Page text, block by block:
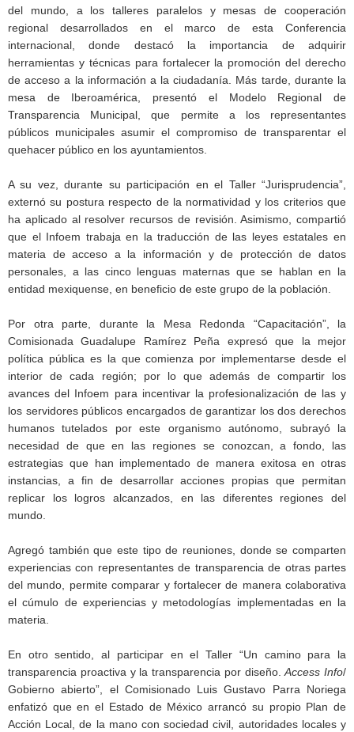
del mundo, a los talleres paralelos y mesas de cooperación
regional desarrollados en el marco de esta Conferencia
internacional, donde destacó la importancia de adquirir
herramientas y técnicas para fortalecer la promoción del derecho
de acceso a la información a la ciudadanía. Más tarde, durante la
mesa de Iberoamérica, presentó el Modelo Regional de
Transparencia Municipal, que permite a los representantes
públicos municipales asumir el compromiso de transparentar el
quehacer público en los ayuntamientos.
A su vez, durante su participación en el Taller “Jurisprudencia”,
externó su postura respecto de la normatividad y los criterios que
ha aplicado al resolver recursos de revisión. Asimismo, compartió
que el Infoem trabaja en la traducción de las leyes estatales en
materia de acceso a la información y de protección de datos
personales, a las cinco lenguas maternas que se hablan en la
entidad mexiquense, en beneficio de este grupo de la población.
Por otra parte, durante la Mesa Redonda “Capacitación”, la
Comisionada Guadalupe Ramírez Peña expresó que la mejor
política pública es la que comienza por implementarse desde el
interior de cada región; por lo que además de compartir los
avances del Infoem para incentivar la profesionalización de las y
los servidores públicos encargados de garantizar los dos derechos
humanos tutelados por este organismo autónomo, subrayó la
necesidad de que en las regiones se conozcan, a fondo, las
estrategias que han implementado de manera exitosa en otras
instancias, a fin de desarrollar acciones propias que permitan
replicar los logros alcanzados, en las diferentes regiones del
mundo.
Agregó también que este tipo de reuniones, donde se comparten
experiencias con representantes de transparencia de otras partes
del mundo, permite comparar y fortalecer de manera colaborativa
el cúmulo de experiencias y metodologías implementadas en la
materia.
En otro sentido, al participar en el Taller “Un camino para la
transparencia proactiva y la transparencia por diseño.Access Info/
Gobierno abierto”, el Comisionado Luis Gustavo Parra Noriega
enfatizó que en el Estado de México arrancó su propio Plan de
Acción Local, de la mano con sociedad civil, autoridades locales y